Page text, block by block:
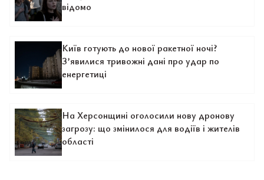
відомо
Київ готують до нової ракетної ночі?
З’явилися тривожні дані про удар по
енергетиці
На Херсонщині оголосили нову дронову
загрозу: що змінилося для водіїв і жителів
області